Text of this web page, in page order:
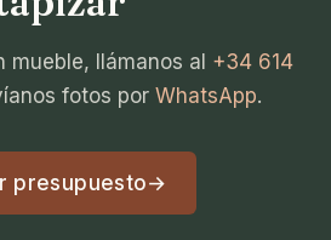
mueble, llámanos al +34 614
fotos por WhatsApp.
presupuesto→